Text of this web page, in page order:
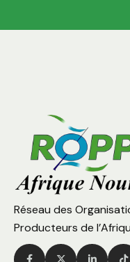
Réseau des
Producteurs de